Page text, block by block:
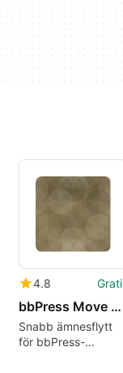
4.8
bbPress Move Topics
Snabb ämnesflytt
för bbPress-